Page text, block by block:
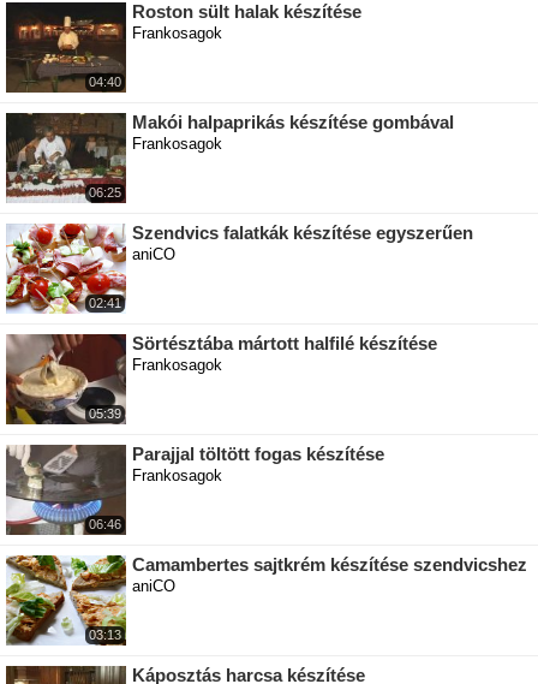
04:40
Roston sült halak készítése
Frankosagok
06:25
Makói halpaprikás készítése gombával
Frankosagok
02:41
Szendvics falatkák készítése egyszerűen
aniCO
05:39
Sörtésztába mártott halfilé készítése
Frankosagok
06:46
Parajjal töltött fogas készítése
Frankosagok
03:13
Camambertes sajtkrém készítése szendvicshez
aniCO
Káposztás harcsa készítése